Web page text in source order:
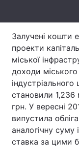
Залучені кошти
проекти
міської
доходи
становили
грн. У вересні
випустила
​​аналогічну суму
ставка за цими